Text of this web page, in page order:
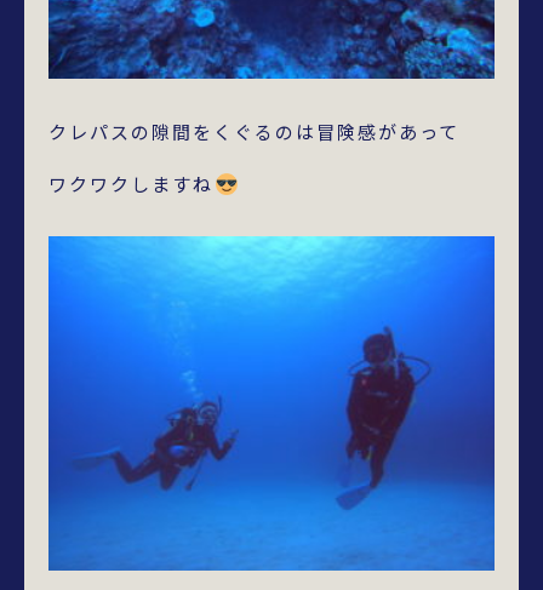
クレパスの隙間をくぐるのは冒険感があって
ワクワクしますね